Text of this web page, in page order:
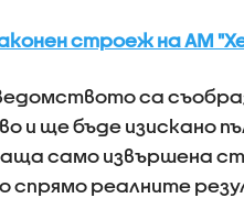
строеж на АМ
са
и ще бъде изискано
само извършена
спрямо реалните